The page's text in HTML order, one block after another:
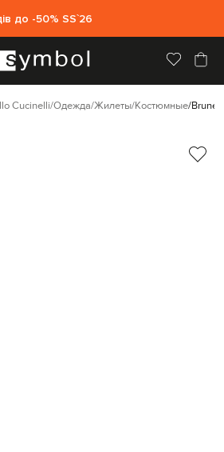
до -50% SS`26
Cucinelli Одежда Жилеты Костюмные